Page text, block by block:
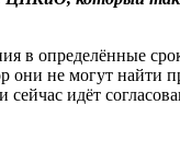
в определённые
не могут найти
идёт